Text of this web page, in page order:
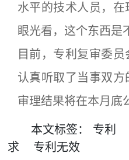
水平的技术人员，
眼光看，这个东西是
目前，专利复审委员
认真听取了当事双
审理结果将在本月底
本文标签： 专利
求
专利无效